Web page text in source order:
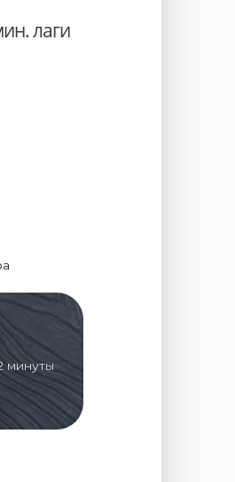
лаги
минуты